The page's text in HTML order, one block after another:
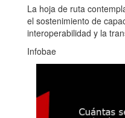
La hoja de ruta
el sostenimiento de
interoperabilidad y la
Infobae